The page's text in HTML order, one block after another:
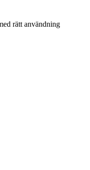
rätt användning